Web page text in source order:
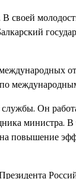
своей
по
Он
министра. В
повышение